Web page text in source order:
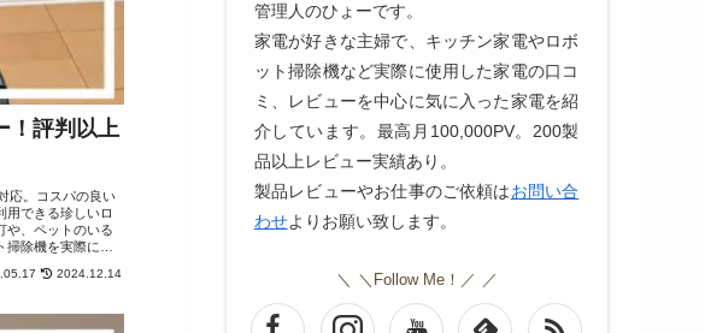
！評判以上
応。コスパの良い
用できる珍しいロ
や、ペットのいる
除機を実際に使
2024.12.14
管理人のひょーです。
家電が好きな主婦で、キッチン家電やロボ
ット掃除機など実際に使用した家電の口コ
ミ、レビューを中心に気に入った家電を紹
介しています。最高月100,000PV。200製
品以上レビュー実績あり。
製品レビューやお仕事のご依頼はお問い合
わせよりお願い致します。
＼Follow Me！／